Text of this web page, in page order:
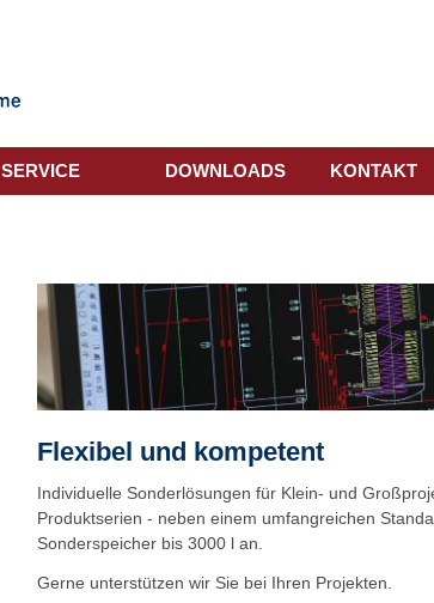
SERVICE DOWNLOADS KONTAKT
Flexibel und kompetent
Individuelle Sonderlösungen für Klein- und
Produktserien - neben einem umfangreichen
Sonderspeicher bis 3000 l an.
Gerne unterstützen wir Sie bei Ihren Projekten.